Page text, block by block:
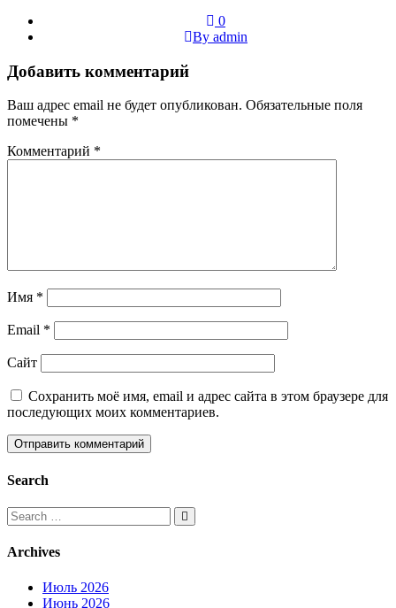
0
By admin
Добавить комментарий
Ваш адрес email не будет опубликован. Обязательные поля
помечены *
Комментарий *
Имя *
Email *
Сайт
Сохранить моё имя, email и адрес сайта в этом браузере для
последующих моих комментариев.
Search
Search
for:
Archives
Июль 2026
Июнь 2026